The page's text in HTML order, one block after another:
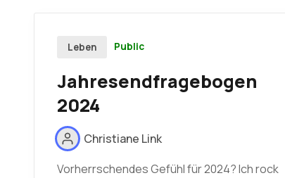
Leben Public
Jahresendfragebogen
2024
Christiane Link
Vorherrschendes Gefühl für 2024? Ich rock